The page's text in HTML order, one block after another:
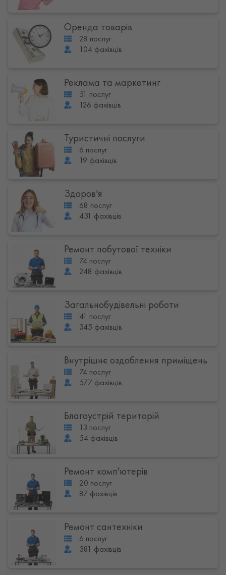
Оренда товарів
28 послуг
104 фахівців
Реклама та маркетинг
51 послуг
126 фахівців
Туристичні послуги
6 послуг
19 фахівців
Здоров'я
68 послуг
431 фахівців
Ремонт побутової техніки
74 послуг
248 фахівців
Загальнобудівельні роботи
41 послуг
345 фахівців
Внутрішнє оздоблення приміщень
74 послуг
577 фахівців
Благоустрій територій
13 послуг
54 фахівців
Ремонт комп'ютерів
20 послуг
87 фахівців
Ремонт сантехніки
6 послуг
381 фахівців